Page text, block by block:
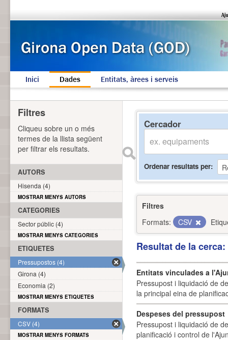
Inici Dades Entitats, àrees i serveis
Cercador
Ordenar resultats per
Filtres
Formats:
CSV
Resultat de la
Entitats vinculades a
Pressupost i liquidació de
la principal eina de
Despeses del pressupost
Pressupost i liquidació de
planificació i control de
Filtres
Cliqueu sobre un o més
termes de la llista següent
per filtrar els resultats.
AUTORS
Hisenda (4)
MOSTRAR MENYS AUTORS
CATEGORIES
Sector públic (4)
MOSTRAR MENYS CATEGORIES
ETIQUETES
Pressupostos (4)
Girona (4)
Economia (2)
MOSTRAR MENYS ETIQUETES
FORMATS
CSV (4)
MOSTRAR MENYS FORMATS